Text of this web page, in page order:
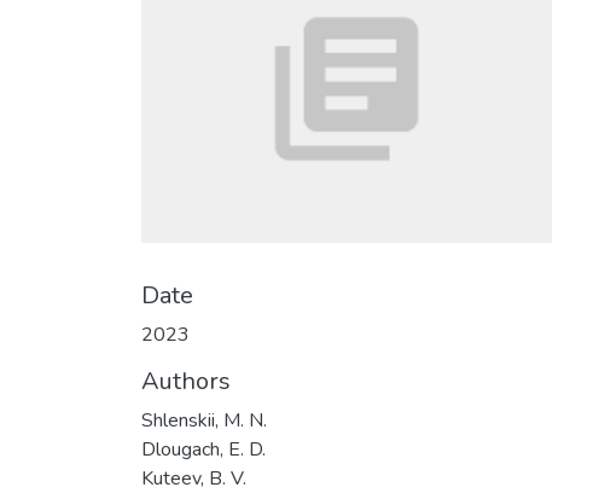
Date
2023
Authors
Shlenskii, M. N.
Dlougach, E. D.
Kuteev, B. V.